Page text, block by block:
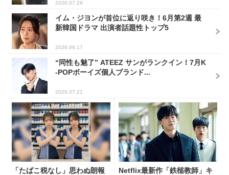
2026.07.29
イム・ジヨンが首位に返り咲き！6月第2週 最
新韓国ドラマ 出演者話題性トップ5
2026.06.17
“同性も魅了” ATEEZ サンがランクイン！7月K
-POPボーイズ個人ブランド...
2026.07.21
「たばこ税なし」思わぬ朗報
Netflix最新作「鉄槌教師」キ